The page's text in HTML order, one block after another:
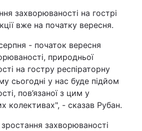
захворюваності на гострі
вже на початку вересня.
- початок вересня
природньої
на гостру респіраторну
сьогодні у нас буде підйом
пов’язаної з цим у
колективах", - сказав Рубан.
захворюваності